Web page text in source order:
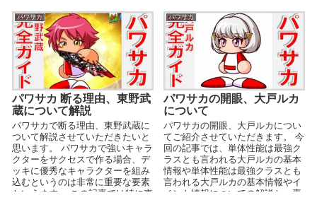
パワサカ
パワサカ 断る理由、東野武
蔵について解説
パワサカで断る理由、東野武蔵に
ついて解説させていただきたいと
思います。 パワサカで強いキャラ
クターをサクセスで作る場合、デ
ッキに優秀なキャラクターを組み
込むというのは非常に重要な要素
といえます。 この記事では特に東
パワサカ
パワサカの開眼、大戸ルカ
について
パワサカの開眼、大戸ルカについ
てご紹介させていただきます。 今
回の記事では、単体性能は最強ク
ラスとも言われる大戸ルカの基本
情報や単体性能は最強クラスとも
言われる大戸ルカの基本情報やイ
ベント情報についての解説と、裏